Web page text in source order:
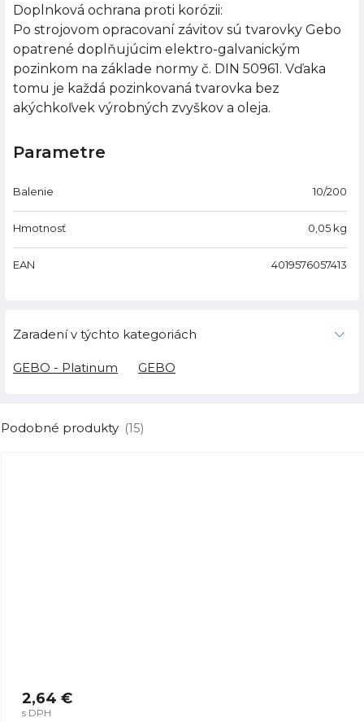
Doplnková ochrana proti korózii:
Po strojovom opracovaní závitov sú tvarovky Gebo
opatrené doplňujúcim elektro-galvanickým
pozinkom na základe normy č. DIN 50961. Vďaka
tomu je každá pozinkovaná tvarovka bez
akýchkoľvek výrobných zvyškov a oleja.
Parametre
Balenie 10/200
Hmotnosť 0,05 kg
EAN 4019576057413
Zaradení v týchto kategoriách
GEBO - Platinum GEBO
Podobné produkty (15)
2,64 €
s DPH